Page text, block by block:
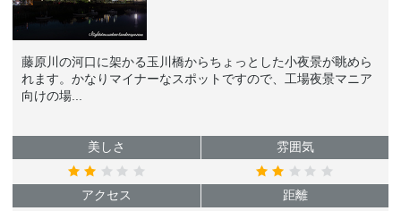
藤原川の河口に架かる玉川橋からちょっとした小夜景が眺めら
れます。かなりマイナーなスポットですので、工場夜景マニア
向けの場...
美しさ 雰囲気
アクセス
距離